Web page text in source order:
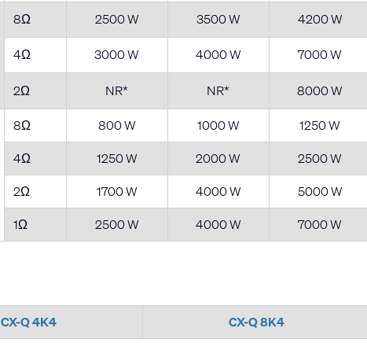
8Ω 2500 W 3500 W 4200 W
4Ω 3000 W 4000 W 7000 W
2Ω NR* NR* 8000 W
8Ω 800 W 1000 W
1250 W
4Ω
1250 W 2000 W
2500 W
2Ω
1700 W 4000 W
5000 W
1Ω
2500 W 4000 W 7000 W
CX-Q 4K4 CX-Q 8K4